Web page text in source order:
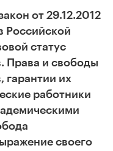
от 29.12.2012
Российской
статус
Права и свободы
гарантии их
работники
своего